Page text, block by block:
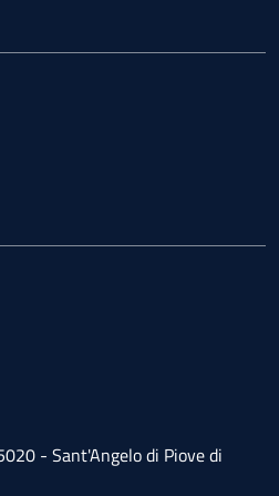
- Sant'Angelo di Piove di